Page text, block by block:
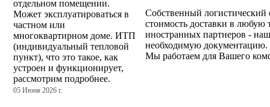
отдельном помещении.
Может эксплуатироваться в
частном или
многоквартирном доме. ИТП
(индивидуальный тепловой
пункт), что это такое, как
устроен и функционирует,
рассмотрим подробнее.
05 Июня 2026 г.
Собственный логистический
стоимость доставки в любую
иностранных партнеров -
необходимую документацию.
Мы работаем для Вашего